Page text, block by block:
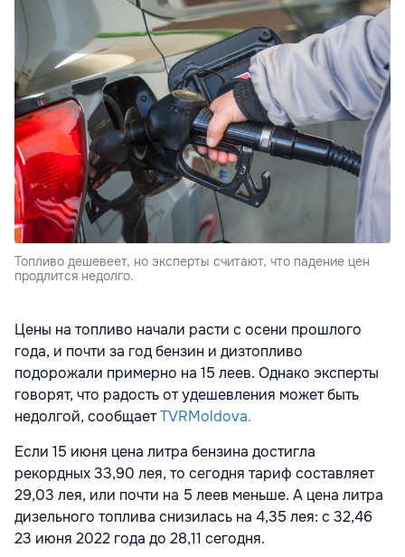
Топливо дешевеет, но эксперты считают, что падение цен
продлится недолго.
Цены на топливо начали расти с осени прошлого
года, и почти за год бензин и дизтопливо
подорожали примерно на 15 леев. Однако эксперты
говорят, что радость от удешевления может быть
недолгой, сообщаетTVRMoldova.
Если 15 июня цена литра бензина достигла
рекордных 33,90 лея, то сегодня тариф составляет
29,03 лея, или почти на 5 леев меньше. А цена литра
дизельного топлива снизилась на 4,35 лея: с 32,46
23 июня 2022 года до 28,11 сегодня.